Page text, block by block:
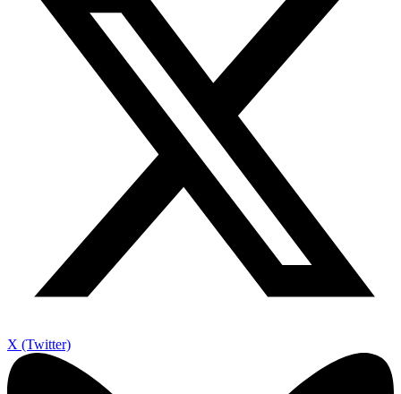
X (Twitter)